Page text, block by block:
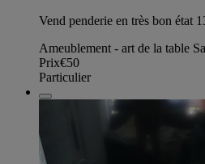
Vend penderie en très bon état
Ameublement - art de la table
Prix€50
Particulier